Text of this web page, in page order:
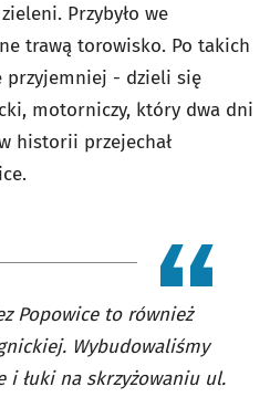
Przybyło we
trawą torowisko. Po takich
przyjemniej - dzieli się
motorniczy, który dwa dni
historii przejechał
Popowice to również
Wybudowaliśmy
i łuki na skrzyżowaniu ul.